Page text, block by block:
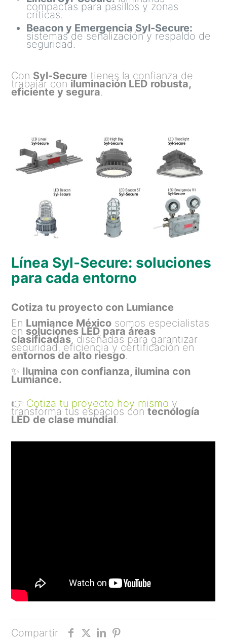
compactas para pasillos y zonas
críticas.
Beacon y Emergencia Syl-Secure:
sistemas de señalización y respaldo de
seguridad.
Con Syl-Secure tienes la confianza de
trabajar con iluminación LED robusta,
eficiente y segura.
Línea Syl-Secure: soluciones
para cada entorno
Cotiza tu proyecto con Lumiance
En Lumiance México somos especialistas
en soluciones LED para áreas
clasificadas, diseñadas para garantizar
seguridad, eficiencia y certificación en
entornos de alto riesgo.
✨ Ilumina con confianza, ilumina con
Lumiance.
👉 Cotiza tu proyecto hoy mismo y
transforma tus espacios contecnología
LED de clase mundial.
Compartir